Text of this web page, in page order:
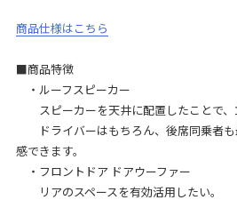
商品仕様はこちら
■商品特徴
・ルーフスピーカー
スピーカーを天井に配置したことで、
ドライバーはもちろん、後席同乗者も
感できます。
・フロントドア ドアウーファー
リアのスペースを有効活用したい。